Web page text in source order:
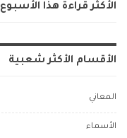
الأكثر قراءة هذا الأسبوع
الأقسام الأكثر شعبية
المعاني
الأسماء